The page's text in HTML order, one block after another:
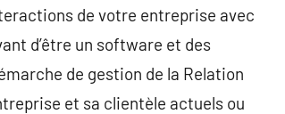
de votre entreprise avec
d’être un software et des
de gestion de la Relation
et sa clientèle actuels ou